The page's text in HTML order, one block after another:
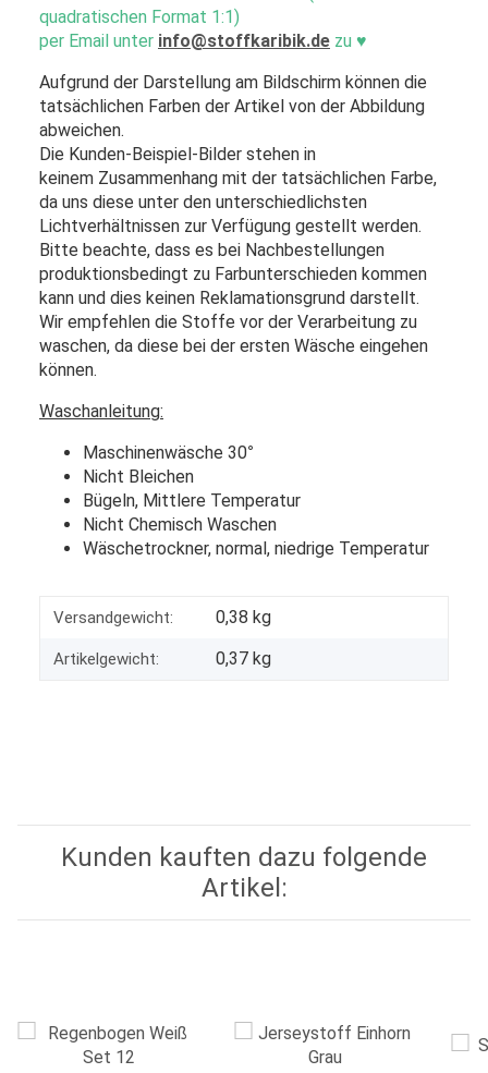
quadratischen Format 1:1)
per Email unter info@stoffkaribik.de zu ♥
Aufgrund der Darstellung am Bildschirm können die
tatsächlichen Farben der Artikel von der Abbildung
abweichen.
Die Kunden-Beispiel-Bilder stehen in
keinem Zusammenhang mit der tatsächlichen Farbe,
da uns diese unter den unterschiedlichsten
Lichtverhältnissen zur Verfügung gestellt werden.
Bitte beachte, dass es bei Nachbestellungen
produktionsbedingt zu Farbunterschieden kommen
kann und dies keinen Reklamationsgrund darstellt.
Wir empfehlen die Stoffe vor der Verarbeitung zu
waschen, da diese bei der ersten Wäsche eingehen
können.
Waschanleitung:
Maschinenwäsche 30°
Nicht Bleichen
Bügeln, Mittlere Temperatur
Nicht Chemisch Waschen
Wäschetrockner, normal, niedrige Temperatur
Versandgewicht: 0,38 kg
Artikelgewicht: 0,37 kg
Kunden kauften dazu folgende
Artikel: